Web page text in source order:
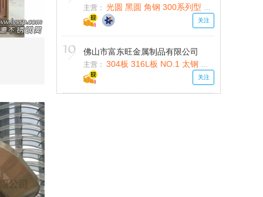
主营： 光圆 黑圆 角钢 300系列型 扁钢 焊丝
关注
佛山市富东旺金属制品有限公司
主营： 304板 316L板 NO.1 太钢 宝钢 东北特钢
关注